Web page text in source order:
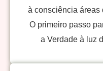
à consciência áreas
O primeiro passo
a Verdade à luz